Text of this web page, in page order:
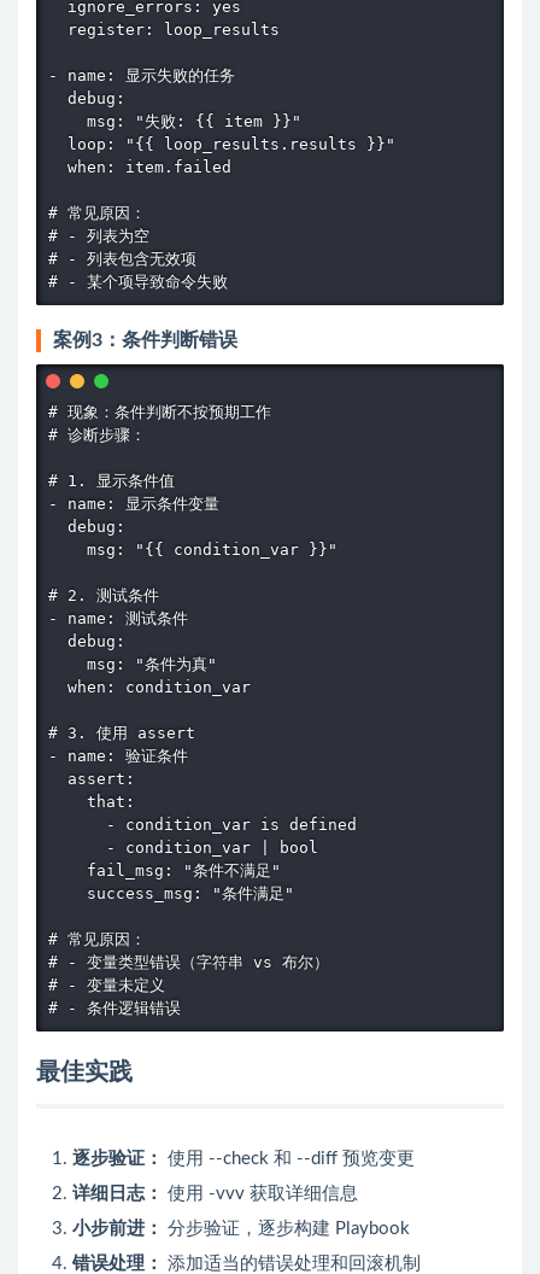
  ignore_errors: yes
  register: loop_results
- name: 显示失败的任务
  debug:
    msg: "失败: {{ item }}"
  loop: "{{ loop_results.results }}"
  when: item.failed
# 常见原因：
# - 列表为空
# - 列表包含无效项
# - 某个项导致命令失败
案例3：条件判断错误
# 现象：条件判断不按预期工作
# 诊断步骤：
# 1. 显示条件值
- name: 显示条件变量
  debug:
    msg: "{{ condition_var }}"
# 2. 测试条件
- name: 测试条件
  debug:
    msg: "条件为真"
  when: condition_var
# 3. 使用 assert
- name: 验证条件
  assert:
    that:
      - condition_var is defined
      - condition_var | bool
    fail_msg: "条件不满足"
    success_msg: "条件满足"
# 常见原因：
# - 变量类型错误（字符串 vs 布尔）
# - 变量未定义
# - 条件逻辑错误
最佳实践
逐步验证：
使用 --check 和 --diff 预览变更
详细日志：
使用 -vvv 获取详细信息
小步前进：
分步验证，逐步构建 Playbook
错误处理：
添加适当的错误处理和回滚机制